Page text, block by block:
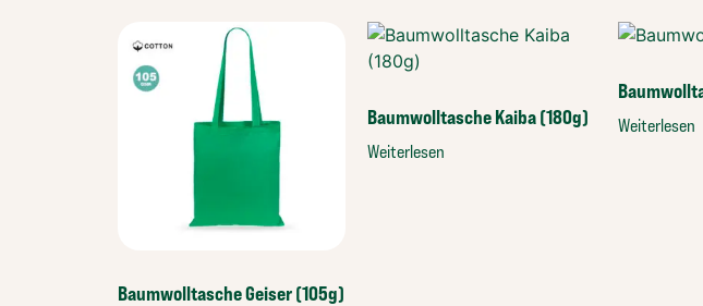
Baumwolltasche Geiser (105g)
Baumwolltasche Kaiba (180g)
Weiterlesen
Weiterlesen